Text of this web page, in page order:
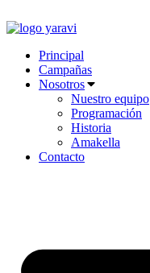
al
Principal
Campañas
Nosotros
Nuestro equipo
Programación
Historia
Amakella
Contacto